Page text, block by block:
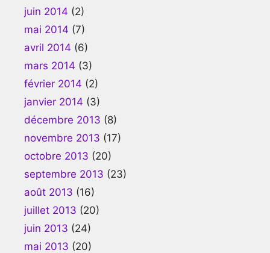
juin 2014 (2)
mai 2014 (7)
avril 2014 (6)
mars 2014 (3)
février 2014 (2)
janvier 2014 (3)
décembre 2013 (8)
novembre 2013 (17)
octobre 2013 (20)
septembre 2013 (23)
août 2013 (16)
juillet 2013 (20)
juin 2013 (24)
mai 2013 (20)